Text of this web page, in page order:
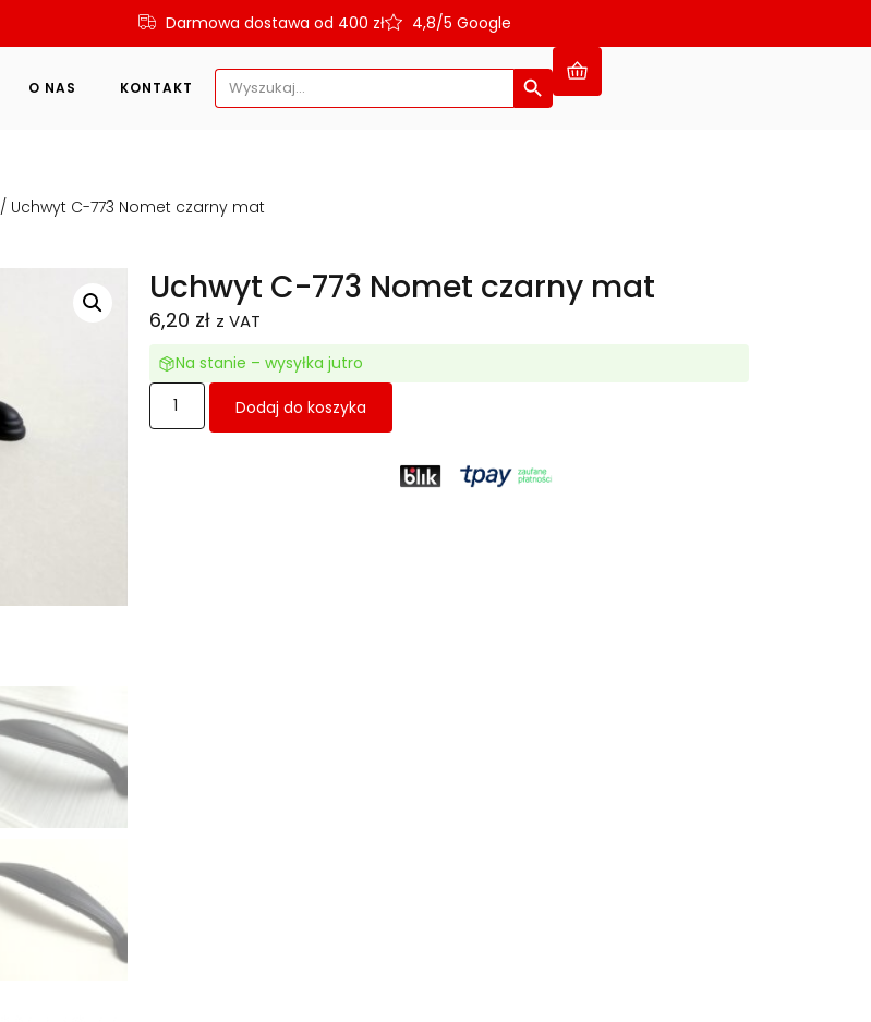
Darmowa dostawa od 400 zł 4,8/5 Google
O NAS KONTAKT
Search
for:
Search Button
/ Uchwyt C-773 Nomet czarny mat
Uchwyt C-773 Nomet czarny mat
6,20 zł z VAT
Na stanie – wysyłka jutro
Dodaj do koszyka